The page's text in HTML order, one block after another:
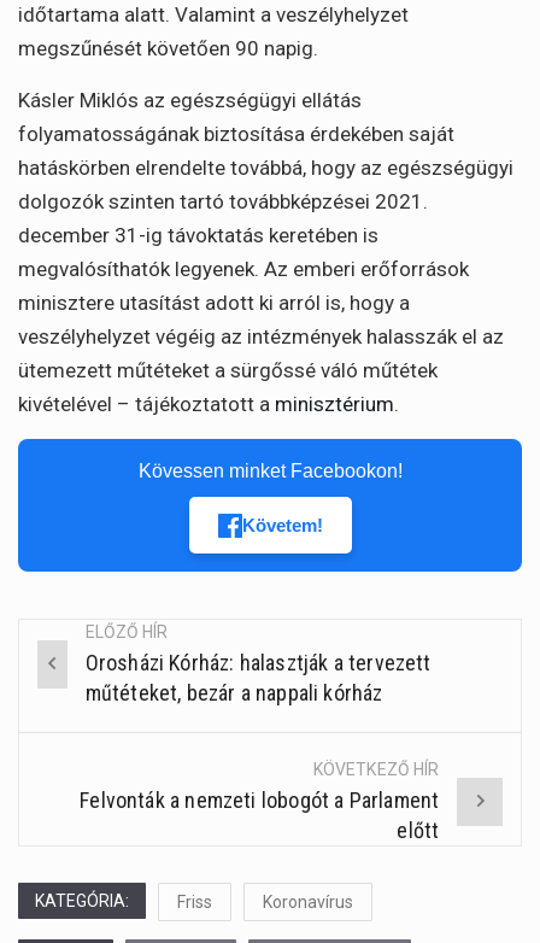
időtartama alatt. Valamint a veszélyhelyzet
megszűnését követően 90 napig.
Kásler Miklós az egészségügyi ellátás
folyamatosságának biztosítása érdekében saját
hatáskörben elrendelte továbbá, hogy az egészségügyi
dolgozók szinten tartó továbbképzései 2021.
december 31-ig távoktatás keretében is
megvalósíthatók legyenek. Az emberi erőforrások
minisztere utasítást adott ki arról is, hogy a
veszélyhelyzet végéig az intézmények halasszák el az
ütemezett műtéteket a sürgőssé váló műtétek
kivételével – tájékoztatott a minisztérium.
Kövessen minket Facebookon!
Követem!
Post
navigation
ELŐZŐ HÍR
Orosházi Kórház: halasztják a tervezett
műtéteket, bezár a nappali kórház
KÖVETKEZŐ HÍR
Felvonták a nemzeti lobogót a Parlament
előtt
KATEGÓRIA: Friss Koronavírus